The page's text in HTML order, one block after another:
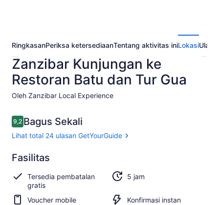
RingkasanPeriksa ketersediaanTentang aktivitas iniLokasi
Zanzibar Kunjungan ke
Restoran Batu dan Tur Gua
Oleh Zanzibar Local Experience
Ulasan
9,29,2 dari 10
Bagus Sekali
Lihat total 24 ulasan GetYourGuide
9.2 Bagus
Lihat total 24
ulasan
GetYourGuide
Fasilitas
Tersedia pembatalan
gratis
5 jam
Voucher mobile
Konfirmasi instan